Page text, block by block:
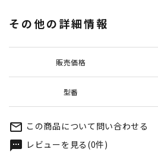
その他の詳細情報
販売価格
型番
mail_outline この商品について問い合わせる
textsms レビューを見る(0件)